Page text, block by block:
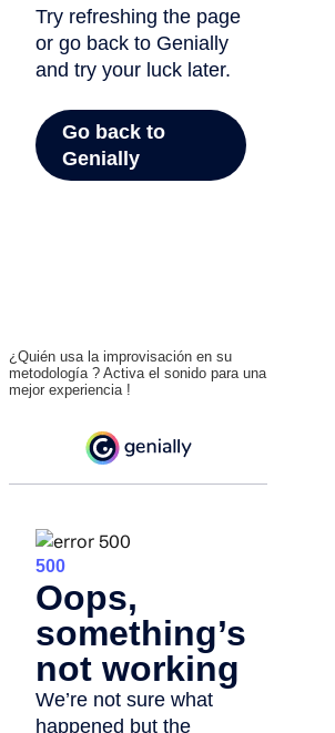
¿Quién usa la improvisación en su
metodología ? Activa el sonido para una
mejor experiencia !